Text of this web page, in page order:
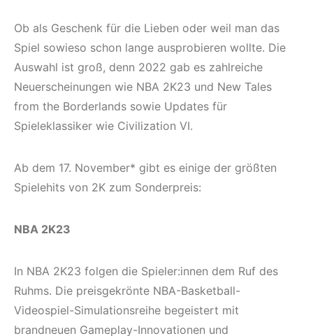
Ob als Geschenk für die Lieben oder weil man das
Spiel sowieso schon lange ausprobieren wollte. Die
Auswahl ist groß, denn 2022 gab es zahlreiche
Neuerscheinungen wie NBA 2K23 und New Tales
from the Borderlands sowie Updates für
Spieleklassiker wie Civilization VI.
Ab dem 17. November* gibt es einige der größten
Spielehits von 2K zum Sonderpreis:
NBA 2K23
In NBA 2K23 folgen die Spieler:innen dem Ruf des
Ruhms. Die preisgekrönte NBA-Basketball-
Videospiel-Simulationsreihe begeistert mit
brandneuen Gameplay-Innovationen und